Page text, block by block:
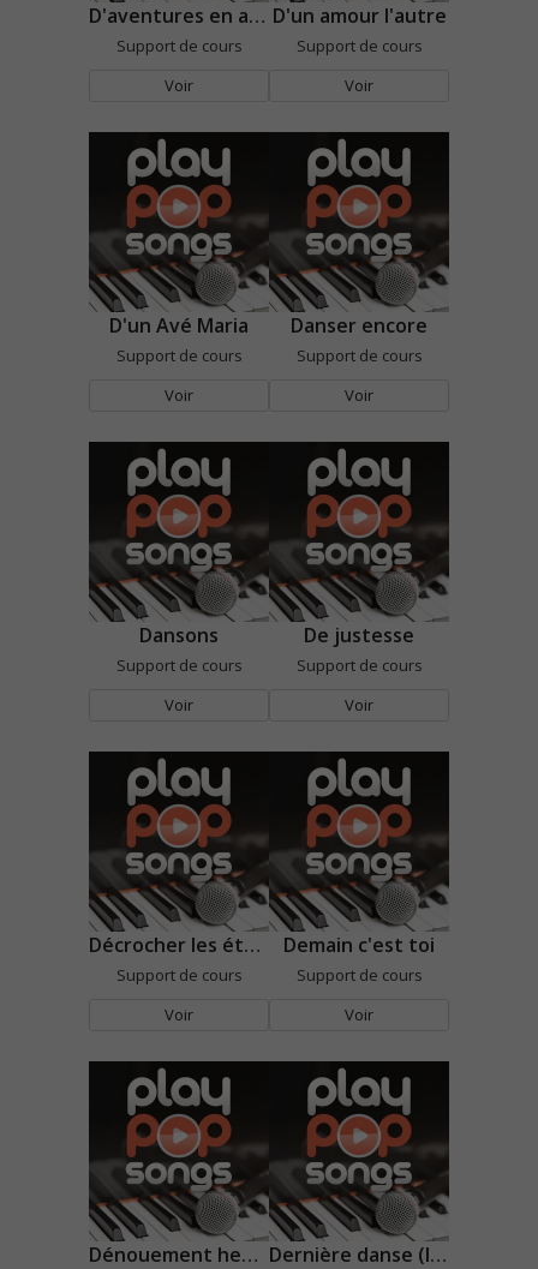
D'aventures en aventures
Support de cours
Voir
D'un amour l'autre
Support de cours
Voir
D'un Avé Maria
Support de cours
Voir
Danser encore
Support de cours
Voir
Dansons
Support de cours
Voir
De justesse
Support de cours
Voir
Décrocher les étoiles
Support de cours
Voir
Demain c'est toi
Support de cours
Voir
Dénouement heureux Dernière danse (Indila)